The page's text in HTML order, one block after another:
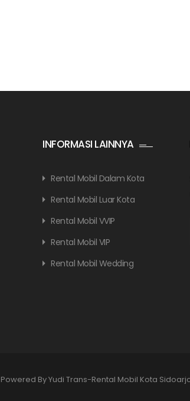
INFORMASI LAINNYA
Rental Mobil Dalam Kota
Rental Mobil Luar Kota
Rental Mobil VVIP
Rental Mobil VIP
Rental Mobil Wedding
By Yudi Trans-Rental Mobil Kota